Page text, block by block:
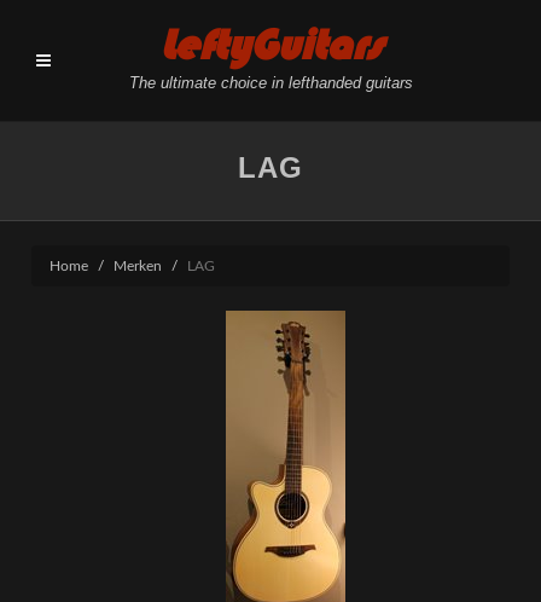
LeftyGuitars
The ultimate choice in lefthanded guitars
LAG
Home Merken LAG